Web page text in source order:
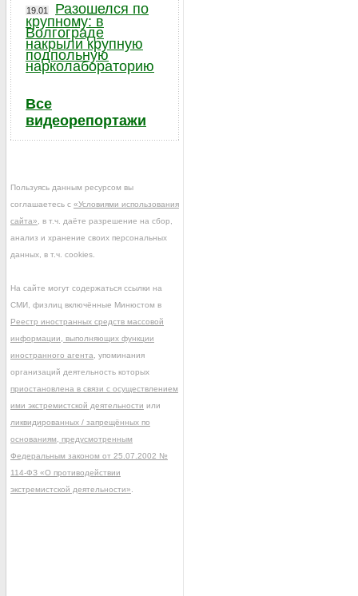
19.01
Разошелся по
крупному: в
Волгограде
накрыли крупную
подпольную
нарколабораторию
Все
видеорепортажи
Пользуясь данным ресурсом вы
соглашаетесь с «Условиями использования
сайта» , в т.ч. даёте разрешение на сбор,
анализ и хранение своих персональных
данных, в т.ч. cookies.
На сайте могут содержаться ссылки на
СМИ, физлиц включённые Минюстом в
Реестр иностранных средств массовой
информации, выполняющих функции
иностранного агента , упоминания
организаций деятельность которых
приостановлена в связи с осуществлением
ими экстремистской деятельности или
ликвидированных / запрещённых по
основаниям, предусмотренным
Федеральным законом от 25.07.2002 №
114-ФЗ «О противодействии
экстремистской деятельности»